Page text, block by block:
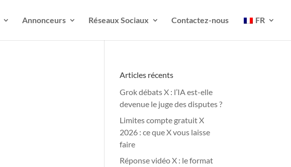
Annonceurs Réseaux Sociaux Contactez-nous FR
Articles récents
Grok débats X : l’IA est-elle
devenue le juge des disputes ?
Limites compte gratuit X
2026 : ce que X vous laisse
faire
Réponse vidéo X : le format